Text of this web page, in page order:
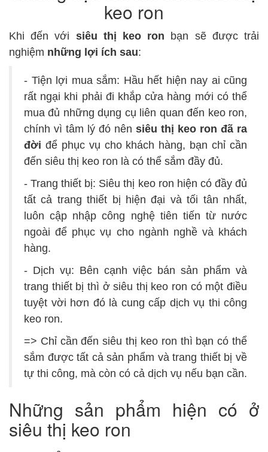
keo ron
Khi đến với siêu thị keo ron bạn sẽ được trải
nghiệm những lợi ích sau:
- Tiện lợi mua sắm: Hầu hết hiện nay ai cũng
rất ngại khi phải đi khắp cửa hàng mới có thể
mua đủ những dụng cụ liên quan đến keo ron,
chính vì tâm lý đó nên siêu thị keo ron đã ra
đời để phục vụ cho khách hàng, bạn chỉ cần
đến siêu thị keo ron là có thể sắm đầy đủ.
- Trang thiết bị: Siêu thị keo ron hiện có đầy đủ
tất cả trang thiết bị hiện đại và tối tân nhất,
luôn cập nhập công nghệ tiên tiến từ nước
ngoài để phục vụ cho ngành nghề và khách
hàng.
- Dịch vụ: Bên cạnh việc bán sản phẩm và
trang thiết bị thì ở siêu thị keo ron có một điều
tuyệt vời hơn đó là cung cấp dịch vụ thi công
keo ron.
=> Chỉ cần đến siêu thị keo ron thì bạn có thể
sắm được tất cả sản phẩm và trang thiết bị về
tự thi công, mà còn có cả dịch vụ nếu bạn cần.
Những sản phẩm hiện có ở
siêu thị keo ron